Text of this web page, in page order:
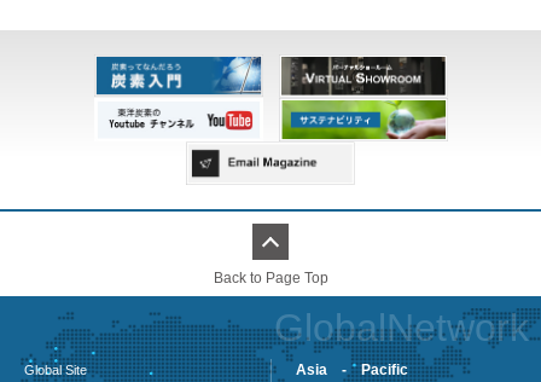
Back to Page Top
GlobalNetwork
Global Site Asia - Pacific